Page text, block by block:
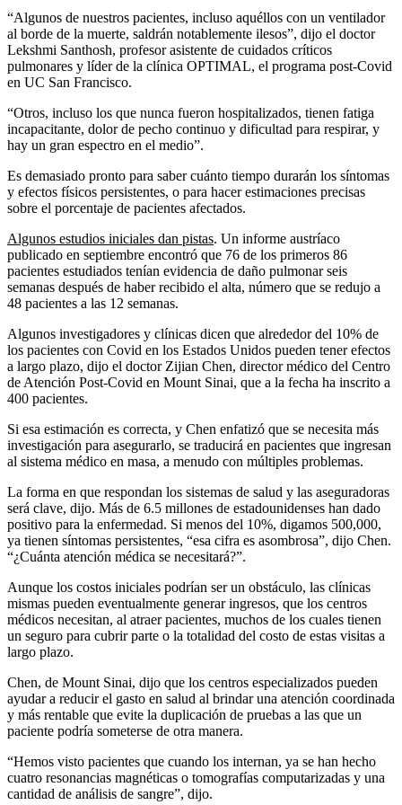
“Algunos de nuestros pacientes, incluso aquéllos con un ventilador
al borde de la muerte, saldrán notablemente ilesos”, dijo el doctor
Lekshmi Santhosh, profesor asistente de cuidados críticos
pulmonares y líder de la clínica OPTIMAL, el programa post-Covid
en UC San Francisco.
“Otros, incluso los que nunca fueron hospitalizados, tienen fatiga
incapacitante, dolor de pecho continuo y dificultad para respirar, y
hay un gran espectro en el medio”.
Es demasiado pronto para saber cuánto tiempo durarán los síntomas
y efectos físicos persistentes, o para hacer estimaciones precisas
sobre el porcentaje de pacientes afectados.
Algunos estudios iniciales dan pistas. Un informe austríaco
publicado en septiembre encontró que 76 de los primeros 86
pacientes estudiados tenían evidencia de daño pulmonar seis
semanas después de haber recibido el alta, número que se redujo a
48 pacientes a las 12 semanas.
Algunos investigadores y clínicas dicen que alrededor del 10% de
los pacientes con Covid en los Estados Unidos pueden tener efectos
a largo plazo, dijo el doctor Zijian Chen, director médico del Centro
de Atención Post-Covid en Mount Sinai, que a la fecha ha inscrito a
400 pacientes.
Si esa estimación es correcta, y Chen enfatizó que se necesita más
investigación para asegurarlo, se traducirá en pacientes que ingresan
al sistema médico en masa, a menudo con múltiples problemas.
La forma en que respondan los sistemas de salud y las aseguradoras
será clave, dijo. Más de 6.5 millones de estadounidenses han dado
positivo para la enfermedad. Si menos del 10%, digamos 500,000,
ya tienen síntomas persistentes, “esa cifra es asombrosa”, dijo Chen.
“¿Cuánta atención médica se necesitará?”.
Aunque los costos iniciales podrían ser un obstáculo, las clínicas
mismas pueden eventualmente generar ingresos, que los centros
médicos necesitan, al atraer pacientes, muchos de los cuales tienen
un seguro para cubrir parte o la totalidad del costo de estas visitas a
largo plazo.
Chen, de Mount Sinai, dijo que los centros especializados pueden
ayudar a reducir el gasto en salud al brindar una atención coordinada
y más rentable que evite la duplicación de pruebas a las que un
paciente podría someterse de otra manera.
“Hemos visto pacientes que cuando los internan, ya se han hecho
cuatro resonancias magnéticas o tomografías computarizadas y una
cantidad de análisis de sangre”, dijo.